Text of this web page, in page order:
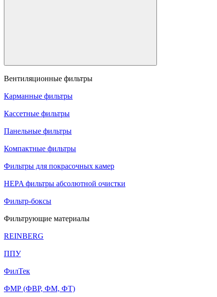
Вентиляционные фильтры
Карманные фильтры
Кассетные фильтры
Панельные фильтры
Компактные фильтры
Фильтры для покрасочных камер
HEPA фильтры абсолютной очистки
Фильтр-боксы
Фильтрующие материалы
REINBERG
ППУ
ФилТек
ФМР (ФВР, ФМ, ФТ)